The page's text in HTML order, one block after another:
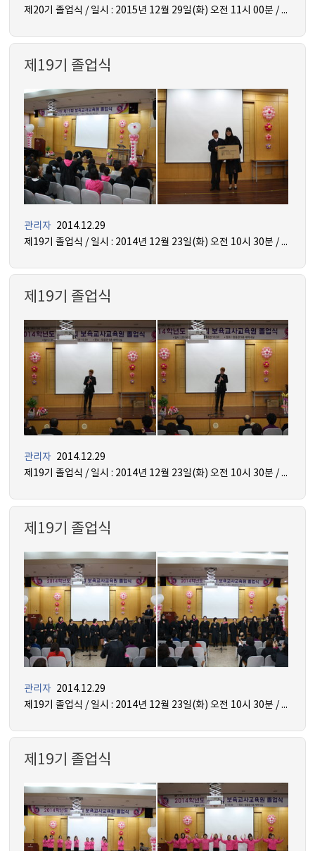
제20기 졸업식 / 일시 : 2015년 12월 29일(화) 오전 11시 00분 / 장소 : 인산관 지하 1층 꿈 강의실
제19기 졸업식
관리자 2014.12.29
제19기 졸업식 / 일시 : 2014년 12월 23일(화) 오전 10시 30분 / 장소 : 믿음관 5층 세미나실
제19기 졸업식
관리자 2014.12.29
제19기 졸업식 / 일시 : 2014년 12월 23일(화) 오전 10시 30분 / 장소 : 믿음관 5층 세미나실
제19기 졸업식
관리자 2014.12.29
제19기 졸업식 / 일시 : 2014년 12월 23일(화) 오전 10시 30분 / 장소 : 믿음관 5층 세미나실
제19기 졸업식